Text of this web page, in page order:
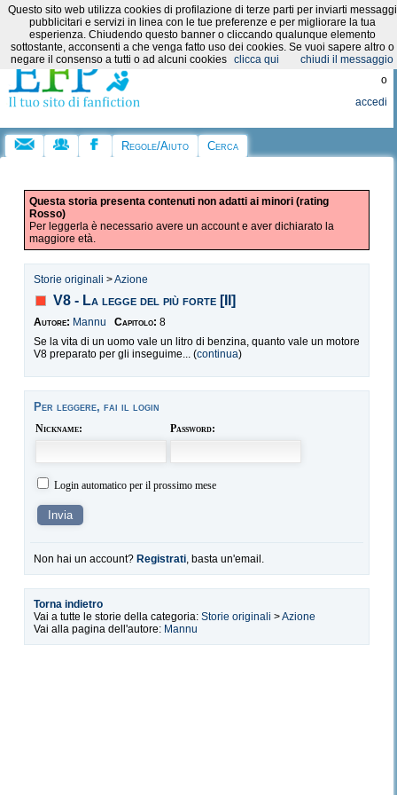
Categorie:
Registrati
o
accedi
Regole/Aiuto Cerca
Questa storia presenta contenuti non adatti ai minori (rating
Rosso)
Per leggerla è necessario avere un account e aver dichiarato la
maggiore età.
Storie originali >Azione
V8 - La legge del più forte [II]
Autore: Mannu Capitolo: 8
Se la vita di un uomo vale un litro di benzina, quanto vale un motore
V8 preparato per gli inseguime... (continua)
Per leggere, fai il login
Nickname: Password:
Login automatico per il prossimo mese
Non hai un account? Registrati, basta un'email.
Torna indietro
Vai a tutte le storie della categoria: Storie originali >Azione
Vai alla pagina dell'autore: Mannu
Questo sito web utilizza cookies di profilazione di terze parti per inviarti messaggi
pubblicitari e servizi in linea con le tue preferenze e per migliorare la tua
esperienza. Chiudendo questo banner o cliccando qualunque elemento
sottostante, acconsenti a che venga fatto uso dei cookies. Se vuoi sapere altro o
negare il consenso a tutti o ad alcuni cookies clicca qui chiudi il messaggio